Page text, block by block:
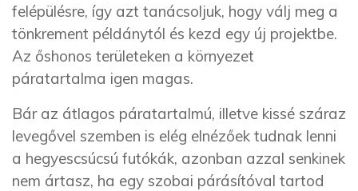
felépülésre, így azt tanácsoljuk, hogy válj meg a
tönkrement példánytól és kezd egy új projektbe.
Az őshonos területeken a környezet
páratartalma igen magas.
Bár az átlagos páratartalmú, illetve kissé száraz
levegővel szemben is elég elnézőek tudnak lenni
a hegyescsúcsú futókák, azonban azzal senkinek
nem ártasz, ha egy szobai párásítóval tartod